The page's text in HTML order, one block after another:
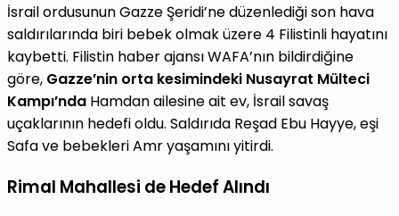
İsrail ordusunun Gazze Şeridi’ne düzenlediği son hava
saldırılarında biri bebek olmak üzere 4 Filistinli hayatını
kaybetti. Filistin haber ajansı WAFA’nın bildirdiğine
göre, Gazze’nin orta kesimindeki Nusayrat Mülteci
Kampı’nda Hamdan ailesine ait ev, İsrail savaş
uçaklarının hedefi oldu. Saldırıda Reşad Ebu Hayye, eşi
Safa ve bebekleri Amr yaşamını yitirdi.
Rimal Mahallesi de Hedef Alındı